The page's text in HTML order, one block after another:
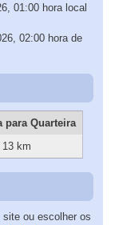
01:00 hora local
02:00 hora de
para Quarteira
13 km
ou escolher os